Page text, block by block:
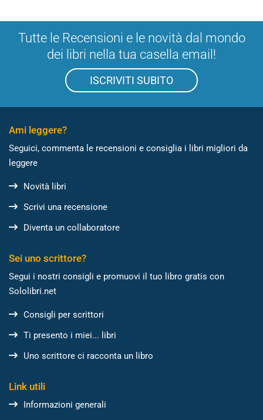
Tutte le Recensioni e le novità dal mondo
dei libri nella tua casella email!
ISCRIVITI SUBITO
Ami leggere?
Seguici, commenta le recensioni e consiglia i libri migliori da
leggere
Novità libri
Scrivi una recensione
Diventa un collaboratore
Sei uno scrittore?
Segui i nostri consigli e promuovi il tuo libro gratis con
Sololibri.net
Consigli per scrittori
Ti presento i miei... libri
Uno scrittore ci racconta un libro
Link utili
Informazioni generali